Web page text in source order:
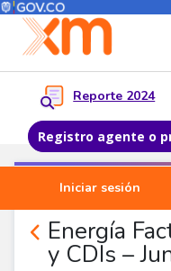
Pasar al contenido
Menú del Usuario
Reporte 2024
Registro agente o
Iniciar sesión
Energía
y CDIs –
Noticias Agentes